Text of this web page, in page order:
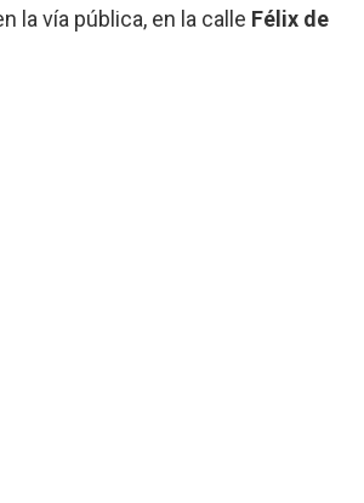
la vía pública, en la calle Félix de